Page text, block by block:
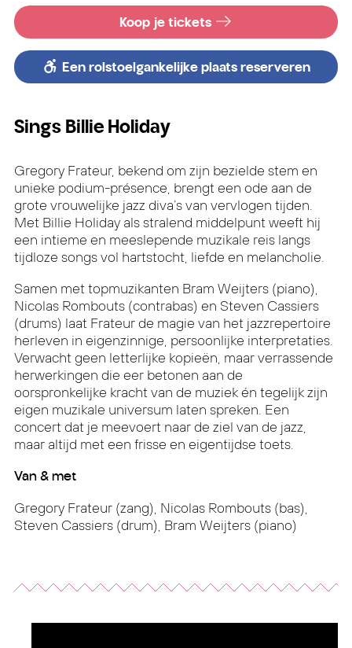
Koop je tickets
Een rolstoelgankelijke plaats reserveren
Sings Billie Holiday
Gregory Frateur, bekend om zijn bezielde stem en
unieke podium-présence, brengt een ode aan de
grote vrouwelijke jazz diva’s van vervlogen tijden.
Met Billie Holiday als stralend middelpunt weeft hij
een intieme en meeslepende muzikale reis langs
tijdloze songs vol hartstocht, liefde en melancholie.
Samen met topmuzikanten Bram Weijters (piano),
Nicolas Rombouts (contrabas) en Steven Cassiers
(drums) laat Frateur de magie van het jazzrepertoire
herleven in eigenzinnige, persoonlijke interpretaties.
Verwacht geen letterlijke kopieën, maar verrassende
herwerkingen die eer betonen aan de
oorspronkelijke kracht van de muziek én tegelijk zijn
eigen muzikale universum laten spreken. Een
concert dat je meevoert naar de ziel van de jazz,
maar altijd met een frisse en eigentijdse toets.
Van & met
Gregory Frateur (zang), Nicolas Rombouts (bas),
Steven Cassiers (drum), Bram Weijters (piano)